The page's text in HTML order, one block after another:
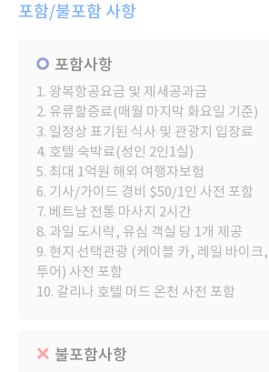
포함/불포함 사항
포함사항
1. 왕복항공요금 및 제세공과금
2. 유류할증료(매월 마지막 화요일 기준)
3. 일정상 표기된 식사 및 관광지 입장료
4. 호텔 숙박료(성인 2인1실)
5. 최대 1억원 해외 여행자보험
6. 기사/가이드 경비 $50/1인 사전 포함
7. 베트남 전통 마사지 2시간
8. 과일 도시락, 유심 객실 당 1개 제공
9. 현지 선택관광 (케이블 카, 레일 바이크
투어) 사전 포함
10. 갈리나 호텔 머드 온천 사전 포함
불포함사항